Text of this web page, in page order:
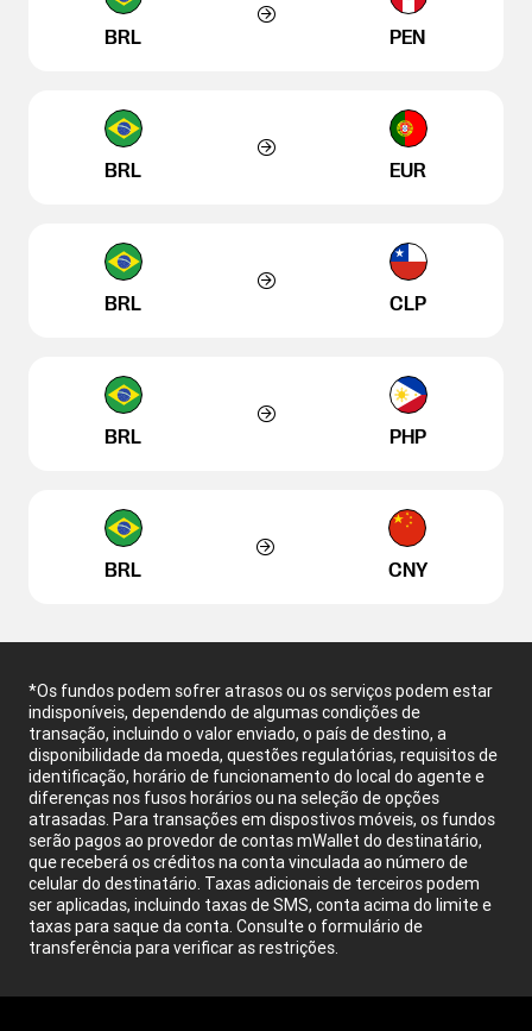
BRL PEN
BRL EUR
BRL CLP
BRL PHP
BRL CNY
*Os fundos podem sofrer atrasos ou os serviços podem estar
indisponíveis, dependendo de algumas condições de
transação, incluindo o valor enviado, o país de destino, a
disponibilidade da moeda, questões regulatórias, requisitos de
identificação, horário de funcionamento do local do agente e
diferenças nos fusos horários ou na seleção de opções
atrasadas. Para transações em dispostivos móveis, os fundos
serão pagos ao provedor de contas mWallet do destinatário,
que receberá os créditos na conta vinculada ao número de
celular do destinatário. Taxas adicionais de terceiros podem
ser aplicadas, incluindo taxas de SMS, conta acima do limite e
taxas para saque da conta. Consulte o formulário de
transferência para verificar as restrições.